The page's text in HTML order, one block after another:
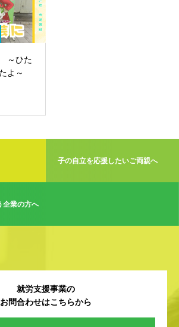
～ひた
よ～
子の自立を応援したいご両親へ
企業の方へ
就労支援事業の
お問合わせはこちらから